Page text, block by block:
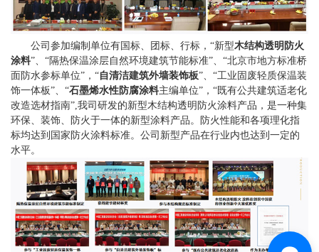
公司参加编制单位有国标、团标、行标，“新型木结构透明防火
涂料”、“隔热保温涂层自然环境建筑节能标准”、“北京市地方标准桥
面防水参标单位”，“自清洁建筑外墙装饰板”、“工业固废轻质保温装
饰一体板”、“石墨烯水性防腐涂料主编单位”，“既有公共建筑适老化
改造选材指南”,我司研发的新型木结构透明防火涂料产品，是一种集
环保、装饰、防火于一体的新型涂料产品。防火性能和各项理化指
标均达到国家防火涂料标准。公司新型产品在行业内也达到一定的
水平。